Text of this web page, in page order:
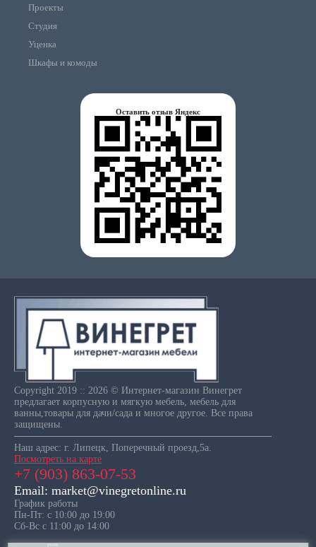
Проекты
Студия
Уценка
Шкафы и комоды
Оставить отзыв Яндекс
Copyright 2019 :: 2026 © Интернет-магазин Винегрет
предлагает корпусную и мягкую мебель, мебель для
ванны,товары для дачи/сада и многое другое. Все права
защищены.
Наш адрес: г. Липецк, Поперечный проезд,5а.
Посмотреть на карте
+7 (903) 863-07-53
Email: market@vinegretonline.ru
График работы
Пн-Пт: с 10:00 до 19:00
Сб-Вс с 11:00 до 14:00